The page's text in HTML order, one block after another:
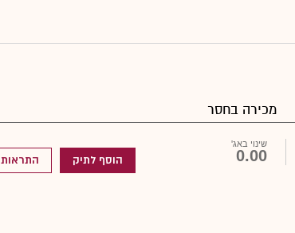
מכירה בחסר
שינוי באג'
0.00 הוסף לתיק התראות